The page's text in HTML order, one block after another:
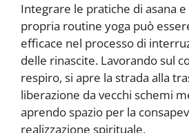
Integrare le pratiche di asana
propria routine yoga può
efficace nel processo di
delle rinascite. Lavorando sul
respiro, si apre la strada alla
liberazione da vecchi schemi
aprendo spazio per la
realizzazione spirituale.